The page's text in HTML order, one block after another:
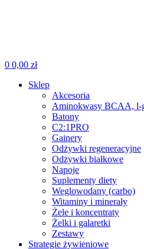
0 0,00 zł
Sklep
Akcesoria
Aminokwasy BCAA, l-
Batony
C2:1PRO
Gainery
Odżywki regeneracyjne
Odżywki białkowe
Napoje
Suplementy diety
Weglowodany (carbo)
Witaminy i minerały
Żele i koncentraty
Żelki i galaretki
Zestawy
Strategie żywieniowe